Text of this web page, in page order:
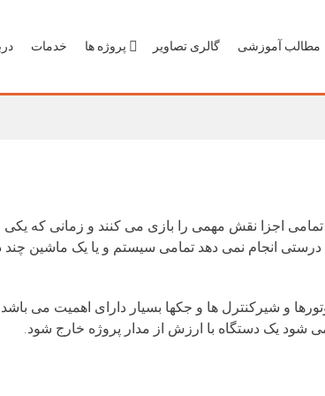
مطالب آموزشی گالری تصاویر پروژه ها خدمات
تمامی اجزا‌‌‌ نقش مهمی را بازی می کنند و زمانی که
انجام نمی دهد تمامی سیستم و یا یک ماشین چند
و شیرکنترل ها و جکها بسیار دارای اهمیت می
شود یک دستگاه با ارزش از مدار پروژه خارج شود.